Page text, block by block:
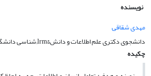
نویسنده
مهدی شقاقی
دانشجوی دکتری علم اطلاعات و دانش&lrm;شناسی دانشگاه تهران؛ مسئول ادارۀ انتشارات و ارتباطات علمی نهاد کتابخانه‌های عمومی کشور
چکیده